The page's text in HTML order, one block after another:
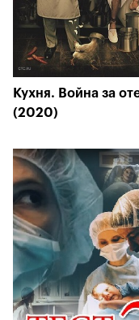
Кухня. Война за
(2020)